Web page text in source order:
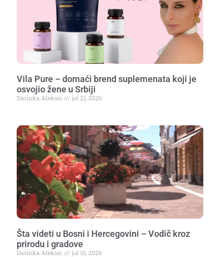
Vila Pure – domaći brend suplemenata koji je
osvojio žene u Srbiji
Darinka Aleksic jul 21, 2026
Šta videti u Bosni i Hercegovini – Vodič kroz
prirodu i gradove
Darinka Aleksic jul 10, 2026